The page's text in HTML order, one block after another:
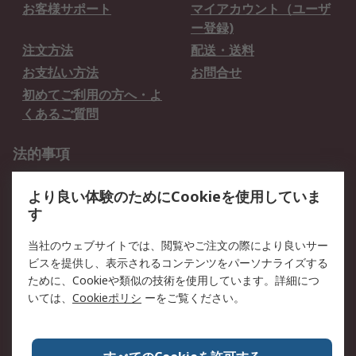
お客様サポート
マイアカウント（ユーザ
ー登録)
注文方法
配送・送料
お支払い方法
お問合せ
初めてご利用の方へ・よ
くあるご質問
法的事項
クッキーポリシー
RSについて
会社概要
採用情報
プレスリリース＆お知ら
コーポレートサイト
全世界のRS
RSの歴史
より良い体験のためにCookieを使用していま
す
当社のウェブサイトでは、閲覧やご注文の際により良いサー
ビスを提供し、表示されるコンテンツをパーソナライズする
ために、Cookieや類似の技術を使用しています。詳細につ
いては、 Cookieポリシ ーをご覧ください。